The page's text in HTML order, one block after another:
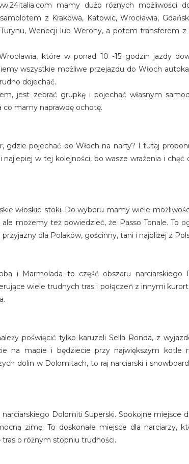
mamy dużo różnych możliwości
z Krakowa, Katowic, Wrocławia,
Wenecji lub Werony, a potem transferem
które w ponad 10 -15 godzin jazdy
wszystkie możliwe przejazdu do Włoch
dojechać.
jest zebrać grupkę i pojechać własnym
co mamy naprawdę ochotę.
gdzie pojechać do Włoch na narty? I tutaj
w tej kolejności, bo wasze wrażenia i
włoskie stoki. Do wyboru mamy wiele
możemy też powiedzieć, że Passo Tonale. To
dla Polaków, gościnny, tani i najbliżej z
i Marmolada to część obszaru
wiele trudnych tras i połączeń z innymi
poświęcić tylko karuzeli Sella Ronda, z
na mapie i będziecie przy największym kotle
dolin w Dolomitach, to raj narciarski i
Dolomiti Superski. Spokojne miejsce
zimę. To doskonałe miejsce dla narciarzy,
o różnym stopniu trudności.